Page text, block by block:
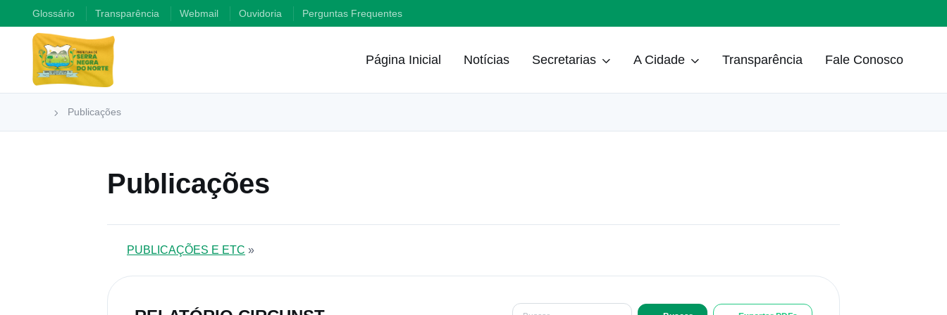
Glossário Transparência Webmail Ouvidoria Perguntas Frequentes
Página Inicial Notícias Secretarias A Cidade Transparência Fale Conosco
Publicações
Publicações
PUBLICAÇÕES E ETC »